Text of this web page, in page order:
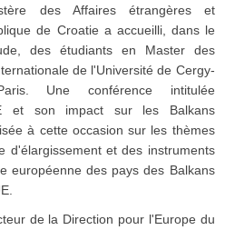
des Affaires étrangères et
de Croatie a accueilli, dans le
des étudiants en Master des
de l'Université de Cergy-
Une conférence intitulée
et son impact sur les Balkans
à cette occasion sur les thèmes
d'élargissement et des instruments
européenne des pays des Balkans
de la Direction pour l'Europe du